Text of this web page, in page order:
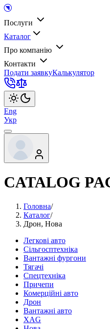
Послуги
Каталог
Про компанію
Контакти
Подати заявкуКалькулятор
Eng
Укр
CATALOG
Головна/
Каталог/
Дрон, Нова
Легкові авто
Сільгосптехніка
Вантажні фургони
Тягачі
Спецтехніка
Причепи
Комерційні авто
Дрон
Вантажні авто
XAG